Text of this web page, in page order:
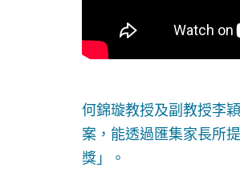
何錦璇教授及副教授李
案，能透過匯集家長所
獎」。